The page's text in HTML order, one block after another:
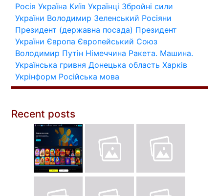
Росія Україна Київ Українці Збройні сили
України Володимир Зеленський Росіяни
Президент (державна посада) Президент
України Європа Європейський Союз
Володимир Путін Німеччина Ракета. Машина.
Українська гривня Донецька область Харків
Укрінформ Російська мова
Recent posts